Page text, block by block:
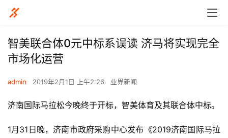
智美联合体0元中标系误读 济马将实现完全
市场化运营
admin 2019年2月1日 上午2:26 业界新闻
济南国际马拉松今晚终于开标，智美体育及其联合体中标。
1月31日晚，济南市政府采购中心发布《2019济南国际马拉